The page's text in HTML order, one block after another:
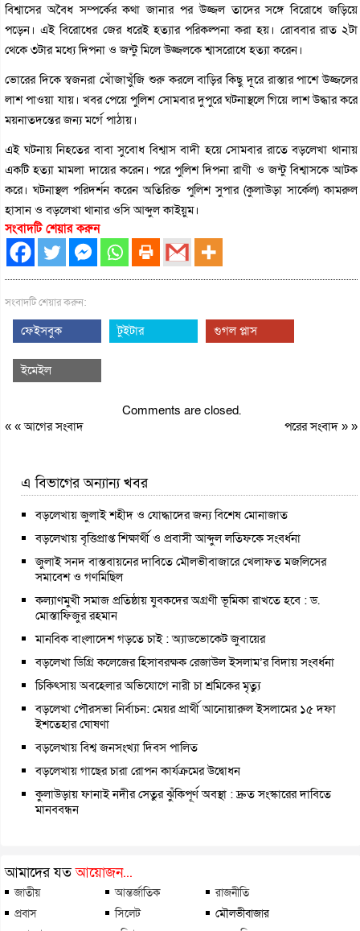
বিশ্বাসের অবৈধ সম্পর্কের কথা জানার পর উজ্জল তাদের সঙ্গে বিরোধে জড়িয়ে
পড়েন। এই বিরোধের জের ধরেই হত্যার পরিকল্পনা করা হয়। রোববার রাত ২টা
থেকে ৩টার মধ্যে দিপনা ও জন্টু মিলে উজ্জলকে শ্বাসরোধে হত্যা করেন।
ভোরের দিকে স্বজনরা খোঁজাখুঁজি শুরু করলে বাড়ির কিছু দূরে রাস্তার পাশে উজ্জলের
লাশ পাওয়া যায়। খবর পেয়ে পুলিশ সোমবার দুপুরে ঘটনাস্থলে গিয়ে লাশ উদ্ধার করে
ময়নাতদন্তের জন্য মর্গে পাঠায়।
এই ঘটনায় নিহতের বাবা সুবোধ বিশ্বাস বাদী হয়ে সোমবার রাতে বড়লেখা থানায়
একটি হত্যা মামলা দায়ের করেন। পরে পুলিশ দিপনা রাণী ও জন্টু বিশ্বাসকে আটক
করে। ঘটনাস্থল পরিদর্শন করেন অতিরিক্ত পুলিশ সুপার (কুলাউড়া সার্কেল) কামরুল
হাসান ও বড়লেখা থানার ওসি আব্দুল কাইয়ুম।
সংবাদটি শেয়ার করুন
সংবাদটি শেয়ার করুন:
ফেইসবুক টুইটার গুগল প্লাস
ইমেইল
Comments are closed.
« «আগের সংবাদ পরের সংবাদ» »
এ বিভাগের অন্যান্য খবর
বড়লেখায় জুলাই শহীদ ও যোদ্ধাদের জন্য বিশেষ মোনাজাত
বড়লেখায় বৃত্তিপ্রাপ্ত শিক্ষার্থী ও প্রবাসী আব্দুল লতিফকে সংবর্ধনা
জুলাই সনদ বাস্তবায়নের দাবিতে মৌলভীবাজারে খেলাফত মজলিসের
সমাবেশ ও গণমিছিল
কল্যাণমুখী সমাজ প্রতিষ্ঠায় যুবকদের অগ্রণী ভূমিকা রাখতে হবে : ড.
মোস্তাফিজুর রহমান
মানবিক বাংলাদেশ গড়তে চাই : অ্যাডভোকেট জুবায়ের
বড়লেখা ডিগ্রি কলেজের হিসাবরক্ষক রেজাউল ইসলাম’র বিদায় সংবর্ধনা
চিকিৎসায় অবহেলার অভিযোগে নারী চা শ্রমিকের মৃত্যু
বড়লেখা পৌরসভা নির্বাচন: মেয়র প্রার্থী আনোয়ারুল ইসলামের ১৫ দফা
ইশতেহার ঘোষণা
বড়লেখায় বিশ্ব জনসংখ্যা দিবস পালিত
বড়লেখায় গাছের চারা রোপন কার্যক্রমের উদ্বোধন
কুলাউড়ায় ফানাই নদীর সেতুর ঝুঁকিপূর্ণ অবস্থা : দ্রুত সংস্কারের দাবিতে
মানববন্ধন
আমাদের যতআয়োজন...
জাতীয় আন্তর্জাতিক
রাজনীতি
প্রবাস
সিলেট
মৌলভীবাজার